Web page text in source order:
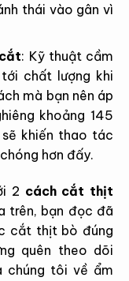
thái vào gân vì
: Kỹ thuật cầm
chất lượng khi
mà bạn nên áp
khoảng 145
khiến thao tác
hơn đấy.
2 cách cắt thịt
trên, bạn đọc đã
cắt thịt bò đúng
quên theo dõi
chúng tôi về ẩm